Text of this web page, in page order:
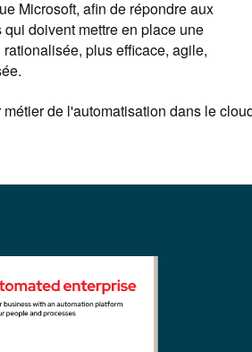
Microsoft, afin de répondre aux
doivent mettre en place une
plus efficace, agile,
de l'automatisation dans le